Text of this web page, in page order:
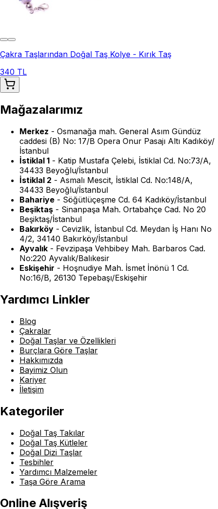
Çakra Taşlarından Doğal Taş Kolye - Kırık Taş
340 TL
Mağazalarımız
Merkez - Osmanağa mah. General Asım Gündüz
caddesi (B) No: 17/B Opera Onur Pasajı Altı Kadıköy/
İstanbul
İstiklal 1 - Katip Mustafa Çelebi, İstiklal Cd. No:73/A,
34433 Beyoğlu/İstanbul
İstiklal 2 - Asmalı Mescit, İstiklal Cd. No:148/A,
34433 Beyoğlu/İstanbul
Bahariye - Söğütlüçeşme Cd. 64 Kadıköy/İstanbul
Beşiktaş - Sinanpaşa Mah. Ortabahçe Cad. No 20
Beşiktaş/İstanbul
Bakırköy - Cevizlik, İstanbul Cd. Meydan İş Hanı No
4/2, 34140 Bakırköy/İstanbul
Ayvalık - Fevzipaşa Vehbibey Mah. Barbaros Cad.
No:220 Ayvalık/Balıkesir
Eskişehir - Hoşnudiye Mah. İsmet İnönü 1 Cd.
No:16/B, 26130 Tepebaşı/Eskişehir
Yardımcı Linkler
Blog
Çakralar
Doğal Taşlar ve Özellikleri
Burçlara Göre Taşlar
Hakkımızda
Bayimiz Olun
Kariyer
İletişim
Kategoriler
Doğal Taş Takılar
Doğal Taş Kütleler
Doğal Dizi Taşlar
Tesbihler
Yardımcı Malzemeler
Taşa Göre Arama
Online Alışveriş